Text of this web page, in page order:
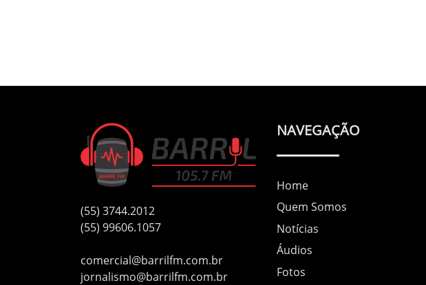
(55) 3744.2012
(55) 99606.1057
comercial@barrilfm.com.br
jornalismo@barrilfm.com.br
NAVEGAÇÃO
Home
Quem Somos
Notícias
Áudios
Fotos